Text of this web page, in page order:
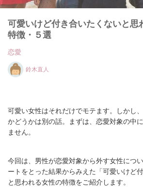
可愛いけど付き合いたくないと思
特徴・５選
恋愛
鈴木直人
可愛い女性はそれだけでモテます。しかし
かどうかは別の話。まずは、恋愛対象の中
ません。
今回は、男性が恋愛対象から外す女性につ
ートをとった結果からみえた「可愛いけど
と思われる女性の特徴をご紹介します。